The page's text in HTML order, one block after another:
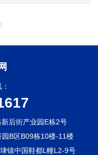
后街产业园E栋2号
B区B09栋10楼-11楼
镇中国鞋都L幢L2-9号